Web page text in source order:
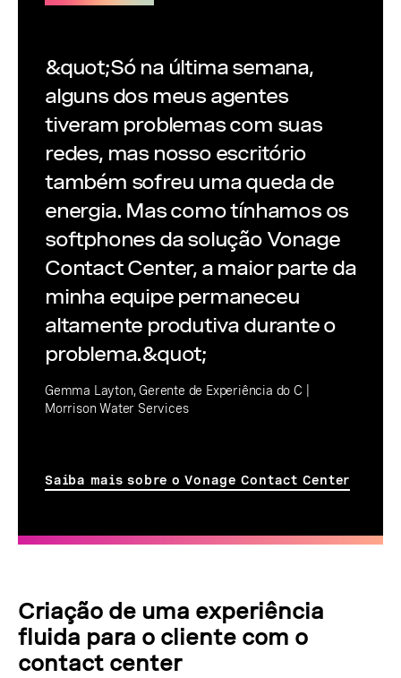
&quot;Só na última semana,
alguns dos meus agentes
tiveram problemas com suas
redes, mas nosso escritório
também sofreu uma queda de
energia. Mas como tínhamos os
softphones da solução Vonage
Contact Center, a maior parte da
minha equipe permaneceu
altamente produtiva durante o
problema.&quot;
Gemma Layton, Gerente de Experiência do C |
Morrison Water Services
Saiba mais sobre o Vonage Contact Center
Criação de uma experiência
fluida para o cliente com o
contact center